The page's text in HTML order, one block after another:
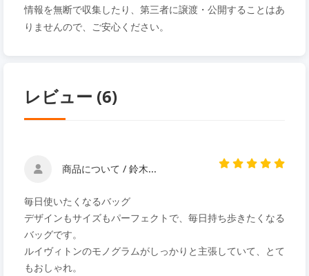
情報を無断で収集したり、第三者に譲渡・公開することはあ
りませんので、ご安心ください。
レビュー (6)
商品について / 鈴木...
毎日使いたくなるバッグ
デザインもサイズもパーフェクトで、毎日持ち歩きたくなる
バッグです。
ルイヴィトンのモノグラムがしっかりと主張していて、とて
もおしゃれ。